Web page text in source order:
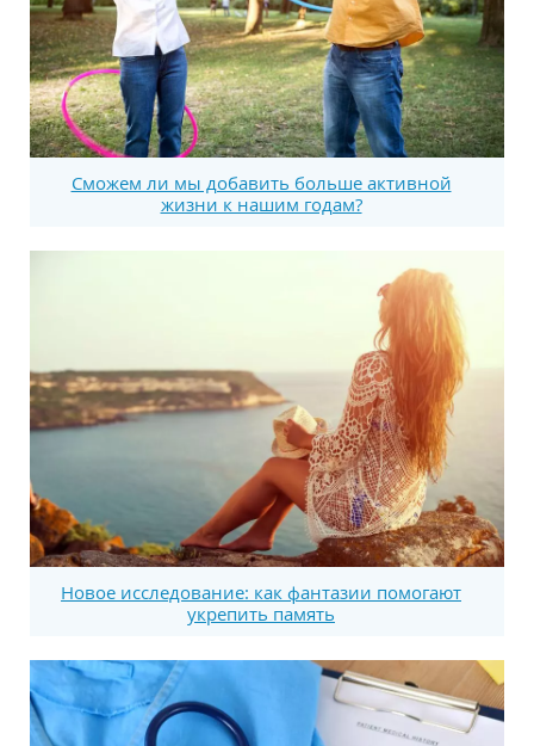
Сможем ли мы добавить больше активной
жизни к нашим годам?
Новое исследование: как фантазии помогают
укрепить память